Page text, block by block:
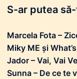
S-ar putea
Marcela Fota –
Miky ME și
Jador – Vai, Vai
Sunna – De ce te